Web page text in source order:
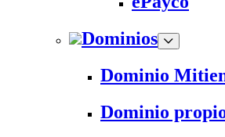
Dominios
Dominio
Dominio